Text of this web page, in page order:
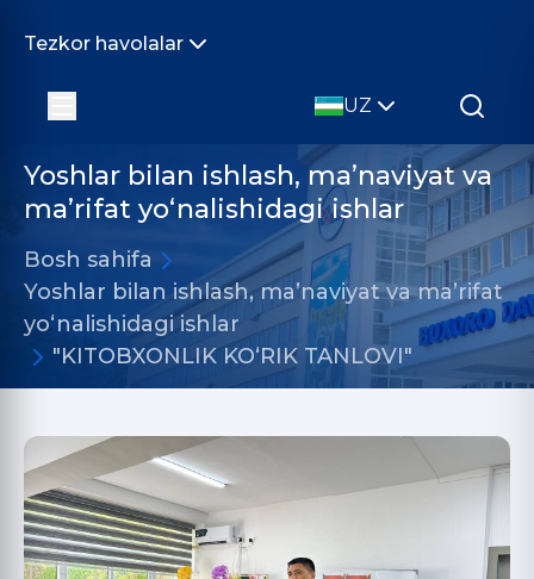
Tezkor havolalar
UZ
Yoshlar bilan ishlash, ma’naviyat va
ma’rifat yo‘nalishidagi ishlar
Bosh sahifa
Yoshlar bilan ishlash, ma’naviyat va ma’rifat
yo‘nalishidagi ishlar
"KITOBXONLIK KOʻRIK TANLOVI"